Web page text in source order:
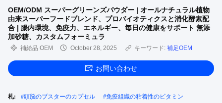
OEM/ODM スーパーグリーンズパウダー | オールナチュラル植物
由来スーパーフードブレンド、プロバイオティクスと消化酵素配
合 | 腸内環境、免疫力、エネルギー、毎日の健康をサポート 無添
加砂糖、カスタムフォーミュラ
補給品 OEM October 28, 2025 キーワード: 補足OEM
お問い合わせ
札: #頭脳のブスターのカプセル #免疫組織の粘着性のビタミン